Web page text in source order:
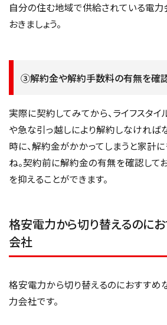
自分の住む地域で供給されている電
おきましょう。
③解約金や解約手数料の有無を確
実際に契約してみてから、ライフスタ
や急な引っ越しにより解約しなければ
時に、解約金がかかってしまうと家計
ね。契約前に解約金の有無を確認して
を抑えることができます。
格安電力から切り替えるのに
会社
格安電力から切り替えるのにおすすめ
力会社です。